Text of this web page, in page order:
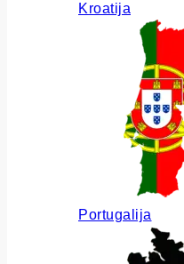
Kroatija
Portugalija